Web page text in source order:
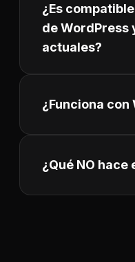
¿Es
de WordPress
actuales?
¿Funciona con
¿Qué NO hace